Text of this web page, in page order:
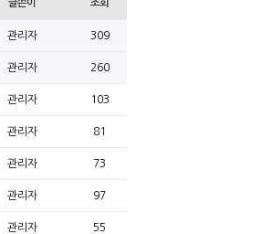
글쓴이 조회
관리자 309
관리자 260
관리자 103
관리자 81
관리자 73
관리자 97
관리자 55